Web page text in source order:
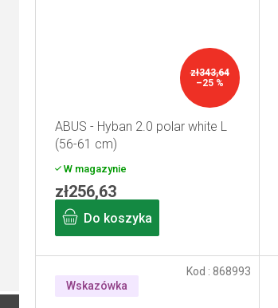
zł343,64
–25 %
ABUS - Hyban 2.0 polar white L
(56-61 cm)
W magazynie
zł256,63
Do koszyka
Wskazówka
Kod : 868993